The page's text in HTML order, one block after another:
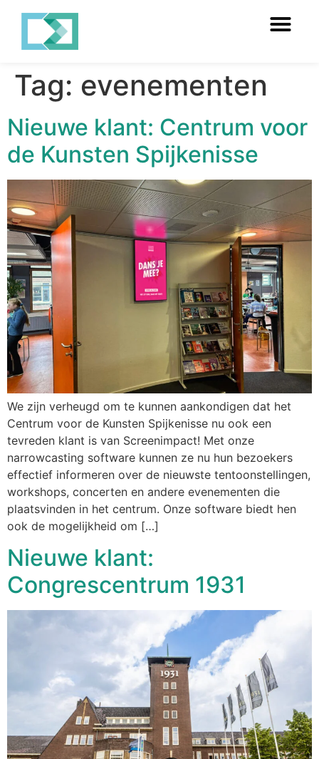
Tag: evenementen
Nieuwe klant: Centrum voor
de Kunsten Spijkenisse
We zijn verheugd om te kunnen aankondigen dat het
Centrum voor de Kunsten Spijkenisse nu ook een
tevreden klant is van Screenimpact! Met onze
narrowcasting software kunnen ze nu hun bezoekers
effectief informeren over de nieuwste tentoonstellingen,
workshops, concerten en andere evenementen die
plaatsvinden in het centrum. Onze software biedt hen
ook de mogelijkheid om […]
Nieuwe klant:
Congrescentrum 1931